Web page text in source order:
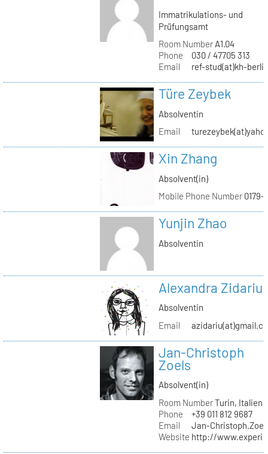
Immatrikulations- und
Prüfungsamt
Room NumberA1.04
Phone
030 / 47705 313
Email
ref-stud(at)kh-
Türe Zeybek
Absolventin
Email
Xin Zhang
Absolvent(in)
Mobile Phone Number0179-
Yunjin Zhao
Absolventin
Alexandra Zidariu
Absolventin
Email
Jan-Christoph
Zoels
Absolvent(in)
Room NumberTurin, Italien
Phone
+39 011 812 9687
Email
Jan-
Website http://